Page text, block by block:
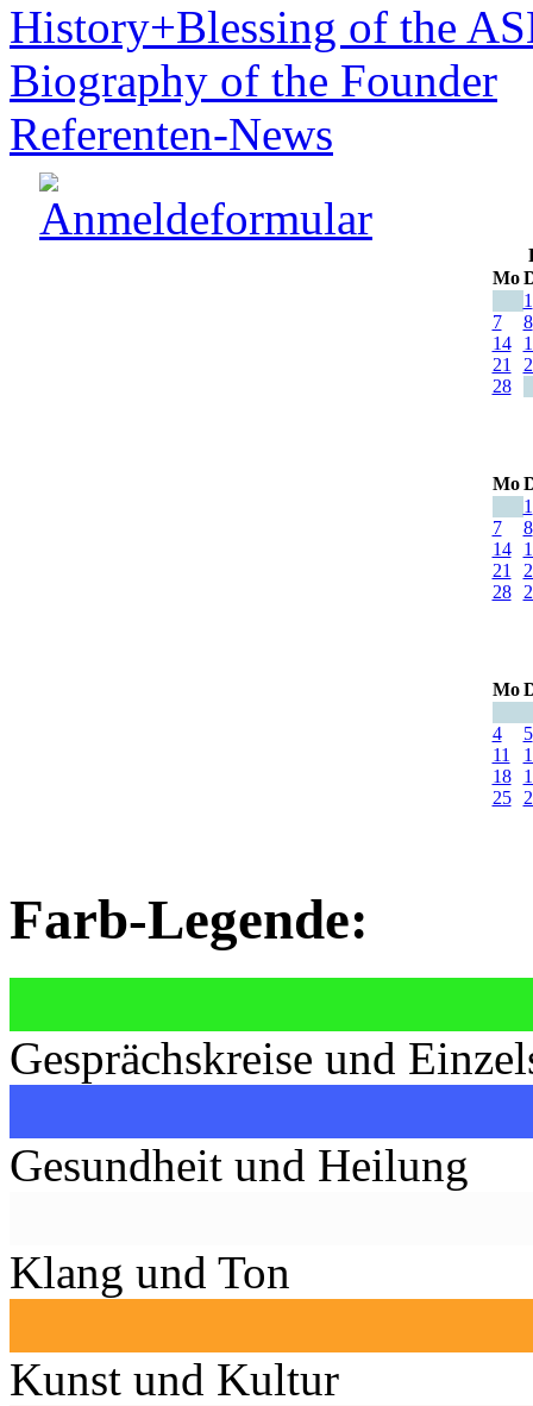
History+Blessing of the
Biography of the Founder
Referenten-News
Mo
1
7
8
14
21
28
Mo
1
7
8
14
21
28
Mo
4
5
11
18
25
Farb-Legende:
Gesprächskreise und
Gesundheit und Heilung
Klang und Ton
Kunst und Kultur